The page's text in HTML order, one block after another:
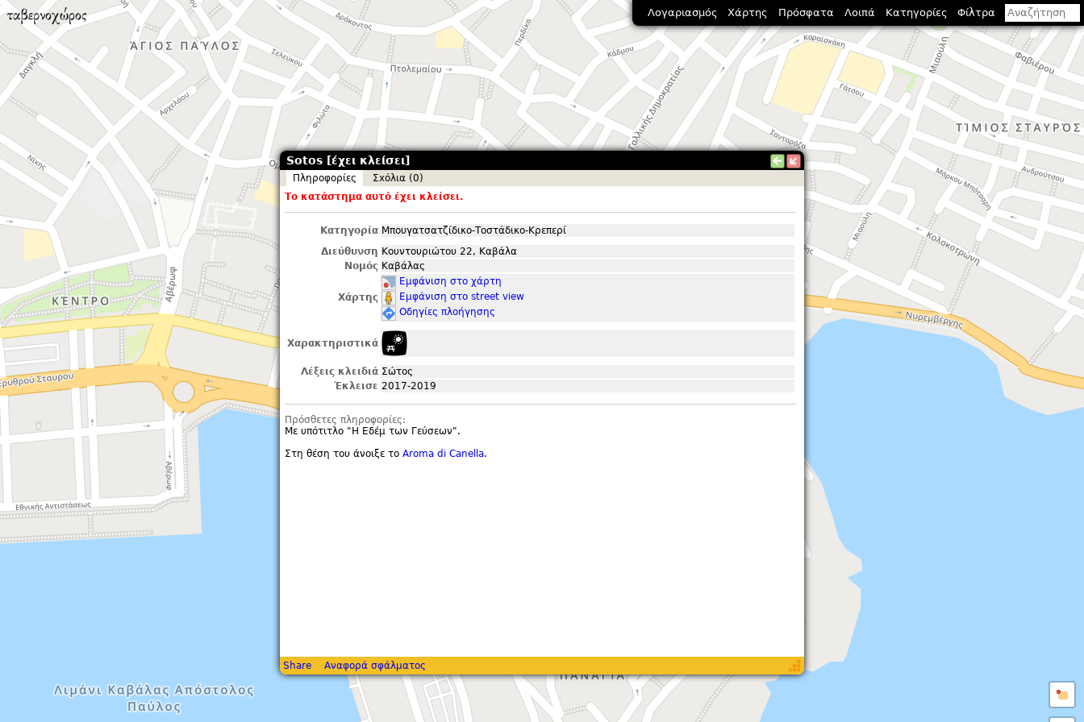
Sotos [έχει κλείσει]
Πληροφορίες
Σxόλια (0)
Το κατάστημα αυτό έχει κλείσει.
Κατηγορία Μπουγατσατζίδικο-Τοστάδικο-Κρεπερί
Διεύθυνση Κουντουριώτου 22, Καβάλα
Νομός Καβάλας
Χάρτης
Εμφάνιση στο χάρτη
Εμφάνιση στο street view
Οδηγίες πλοήγησης
Χαρακτηριστικά
Λέξεις κλειδιά Σώτος
Έκλεισε 2017-2019
Πρόσθετες πληροφορίες:
Με υπότιτλο " Η Εδέμ των Γεύσεων".
Στη θέση του άνοιξε το Aroma di Canella.
Share Αναφορά σφάλματος
Λογαριασμός Χάρτης Πρόσφατα Λοιπά Κατηγορίες Φίλτρα